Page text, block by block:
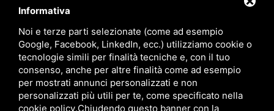
language ITALIANO
download Catalogo Stima
download Politica qualità e sicurezza
Informativa
Noi e terze parti selezionate (come ad esempio
Google, Facebook, LinkedIn, ecc.) utilizziamo cookie o
tecnologie simili per finalità tecniche e, con il tuo
consenso, anche per altre finalità come ad esempio
per mostrati annunci personalizzati e non
personalizzati più utili per te, come specificato nella
cookie policy.Chiudendo questo banner con la